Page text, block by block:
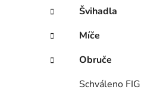
s
r
a
e
g
o
r
Švihadla
Míče
Obruče
Schváleno FIG